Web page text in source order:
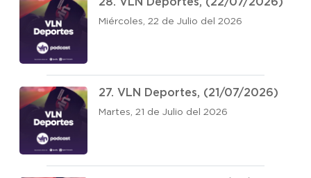
28. VLN Deportes, (22/07/2026)
Miércoles, 22 de Julio del 2026
27. VLN Deportes, (21/07/2026)
Martes, 21 de Julio del 2026